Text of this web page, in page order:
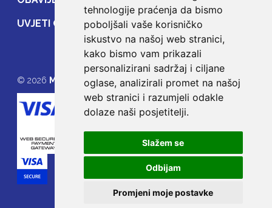
tehnologije praćenja da bismo
poboljšali vaše korisničko
iskustvo na našoj web stranici,
kako bismo vam prikazali
personalizirani sadržaj i ciljane
oglase, analizirali promet na našoj
web stranici i razumjeli odakle
dolaze naši posjetitelji.
Slažem se
Odbijam
Promjeni moje postavke
UVJETI OSIGURANJA
© 2026 MOJE OSIGURANJE